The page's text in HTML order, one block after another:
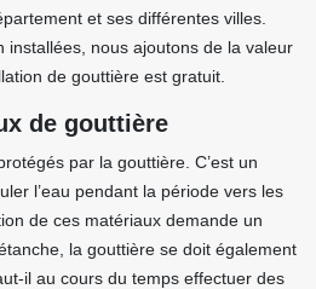
et ses différentes villes.
installées, nous ajoutons de la valeur
de gouttière est gratuit.
de gouttière
par la gouttière. C’est un
l’eau pendant la période vers les
de ces matériaux demande un
la gouttière se doit également
il au cours du temps effectuer des